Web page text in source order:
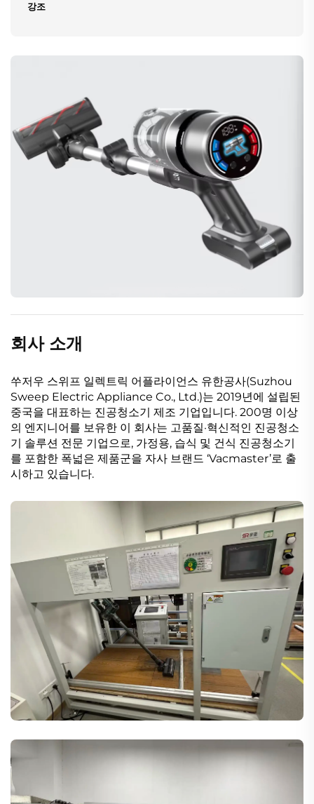
강조
회사 소개
쑤저우 스위프 일렉트릭 어플라이언스 유한공사(Suzhou
Sweep Electric Appliance Co., Ltd.)는 2019년에 설립된
중국을 대표하는 진공청소기 제조 기업입니다. 200명 이상
의 엔지니어를 보유한 이 회사는 고품질·혁신적인 진공청소
기 솔루션 전문 기업으로, 가정용, 습식 및 건식 진공청소기
를 포함한 폭넓은 제품군을 자사 브랜드 ‘Vacmaster’로 출
시하고 있습니다.